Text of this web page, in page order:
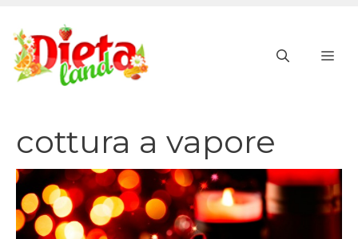
contenuto
cottura a vapore